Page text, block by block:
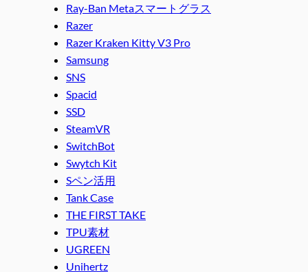
Ray-Ban Metaスマートグラス
Razer
Razer Kraken Kitty V3 Pro
Samsung
SNS
Spacid
SSD
SteamVR
SwitchBot
Swytch Kit
Sペン活用
Tank Case
THE FIRST TAKE
TPU素材
UGREEN
Unihertz